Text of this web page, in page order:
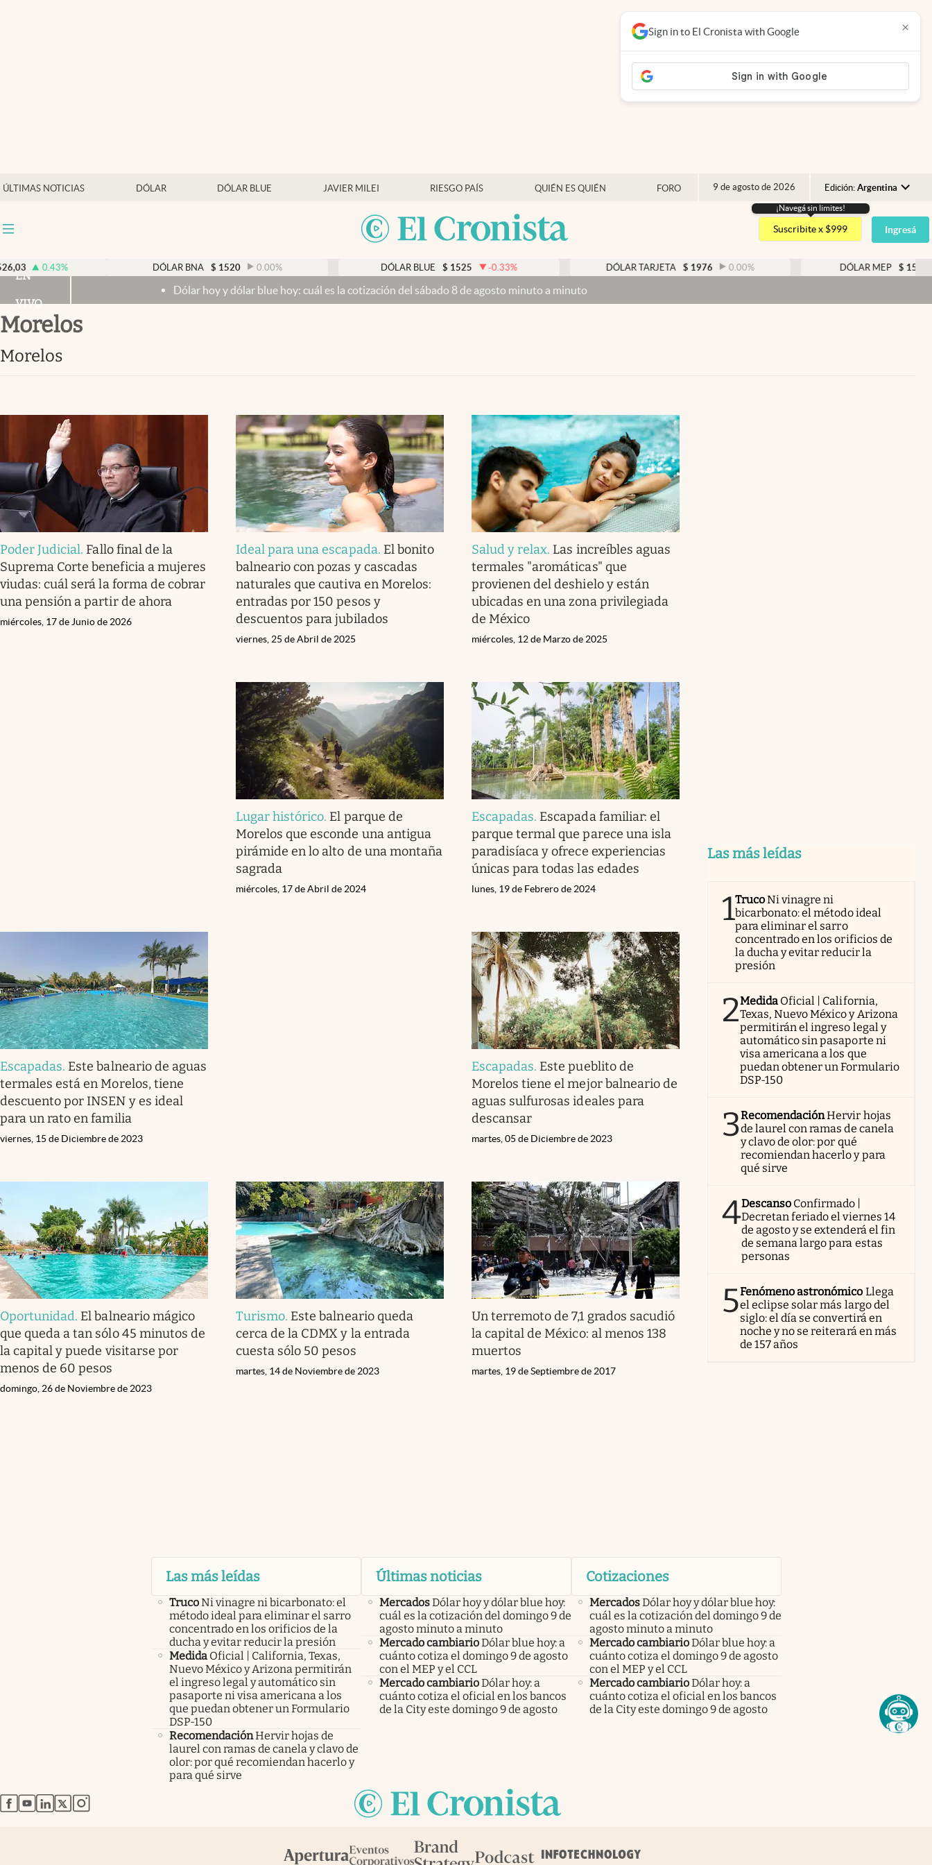
ÚLTIMAS NOTICIAS DÓLAR DÓLAR BLUE JAVIER MILEI RIESGO PAÍS QUIÉN ES QUIÉN FORO 9 de agosto de 2026 Edición: Argentina
Argentina
España
USA
Mercados Online
Otras secciones
Infotechnology
Eventos Corporativos
El Cronista Studio
Mediakit
abre en nueva pestaña
¡Navegá sin limites!
Suscribite x $999 Ingresá
0.43 % DÓLAR BNA $ 1520 0.00 % DÓLAR BLUE $ 1525 -0.33% DÓLAR TARJETA $ 1976 0.00 % DÓLAR MEP $ 1526,03
EN
VIVO
Dólar hoy y dólar blue hoy: cuál es la cotización del sábado 8 de agosto minuto a minuto
Sign in to El Cronista with Google ×
Morelos
Morelos
Poder Judicial. Fallo final de la
Suprema Corte beneficia a mujeres
viudas: cuál será la forma de cobrar
una pensión a partir de ahora
miércoles, 17 de Junio de 2026
Ideal para una escapada. El bonito
balneario con pozas y cascadas
naturales que cautiva en Morelos:
entradas por 150 pesos y
descuentos para jubilados
viernes, 25 de Abril de 2025
Salud y relax. Las increíbles aguas
termales "aromáticas" que
provienen del deshielo y están
ubicadas en una zona privilegiada
de México
miércoles, 12 de Marzo de 2025
Lugar histórico. El parque de
Morelos que esconde una antigua
pirámide en lo alto de una montaña
sagrada
miércoles, 17 de Abril de 2024
Escapadas. Escapada familiar: el
parque termal que parece una isla
paradisíaca y ofrece experiencias
únicas para todas las edades
lunes, 19 de Febrero de 2024
Escapadas. Este balneario de aguas
termales está en Morelos, tiene
descuento por INSEN y es ideal
para un rato en familia
viernes, 15 de Diciembre de 2023
Escapadas. Este pueblito de
Morelos tiene el mejor balneario de
aguas sulfurosas ideales para
descansar
martes, 05 de Diciembre de 2023
Oportunidad. El balneario mágico
que queda a tan sólo 45 minutos de
la capital y puede visitarse por
menos de 60 pesos
domingo, 26 de Noviembre de 2023
Turismo. Este balneario queda
cerca de la CDMX y la entrada
cuesta sólo 50 pesos
martes, 14 de Noviembre de 2023
Un terremoto de 7,1 grados sacudió
la capital de México: al menos 138
muertos
martes, 19 de Septiembre de 2017
Las más leídas
1TrucoNi vinagre ni
bicarbonato: el método ideal
para eliminar el sarro
concentrado en los orificios de
la ducha y evitar reducir la
presión
2Medida Oficial | California,
Texas, Nuevo México y Arizona
permitirán el ingreso legal y
automático sin pasaporte ni
visa americana a los que
puedan obtener un Formulario
DSP-150
3RecomendaciónHervir hojas
de laurel con ramas de canela
y clavo de olor: por qué
recomiendan hacerlo y para
qué sirve
4Descanso Confirmado |
Decretan feriado el viernes 14
de agosto y se extenderá el fin
de semana largo para estas
personas
5Fenómeno astronómico Llega
el eclipse solar más largo del
siglo: el día se convertirá en
noche y no se reiterará en más
de 157 años
Las más leídas
TrucoNi vinagre ni bicarbonato: el
método ideal para eliminar el sarro
concentrado en los orificios de la
ducha y evitar reducir la presión
Medida Oficial | California, Texas,
Nuevo México y Arizona permitirán
el ingreso legal y automático sin
pasaporte ni visa americana a los
que puedan obtener un Formulario
DSP-150
RecomendaciónHervir hojas de
laurel con ramas de canela y clavo de
olor: por qué recomiendan hacerlo y
para qué sirve
Últimas noticias
MercadosDólar hoy y dólar blue hoy:
cuál es la cotización del domingo 9 de
agosto minuto a minuto
Mercado cambiarioDólar blue hoy: a
cuánto cotiza el domingo 9 de agosto
con el MEP y el CCL
Mercado cambiarioDólar hoy: a
cuánto cotiza el oficial en los bancos
de la City este domingo 9 de agosto
Cotizaciones
MercadosDólar hoy y dólar blue hoy:
cuál es la cotización del domingo 9 de
agosto minuto a minuto
Mercado cambiarioDólar blue hoy: a
cuánto cotiza el domingo 9 de agosto
con el MEP y el CCL
Mercado cambiarioDólar hoy: a
cuánto cotiza el oficial en los bancos
de la City este domingo 9 de agosto
abre en nueva pestaña
abre en nueva pestaña
abre en nueva pestaña
abre en nueva pestaña
abre en nueva pestaña